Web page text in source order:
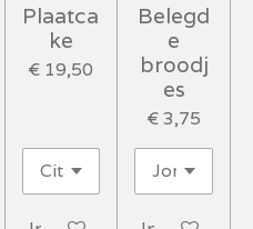
Plaatca
ke
€ 19,50
Belegd
e
broodj
es
€ 3,75